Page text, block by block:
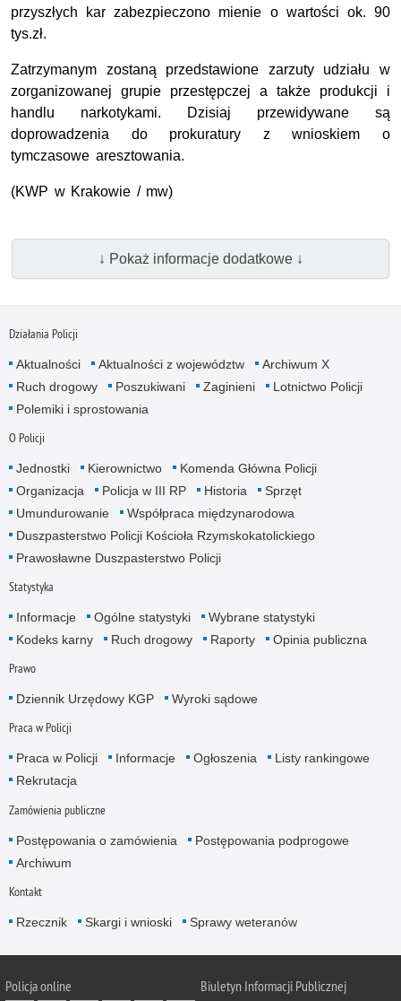
przyszłych kar zabezpieczono mienie o wartości ok. 90
tys.zł.
Zatrzymanym zostaną przedstawione zarzuty udziału w
zorganizowanej grupie przestępczej a także produkcji i
handlu narkotykami. Dzisiaj przewidywane są
doprowadzenia do prokuratury z wnioskiem o
tymczasowe aresztowania.
(KWP w Krakowie / mw)
↓ Pokaż informacje dodatkowe ↓
Działania Policji
Aktualności Aktualności z województw
Archiwum X
Ruch drogowy
Poszukiwani Zaginieni
Lotnictwo Policji
Polemiki i sprostowania
O Policji
Jednostki Kierownictwo
Komenda Główna Policji
Organizacja
Policja w III RP Historia
Sprzęt
Umundurowanie
Współpraca międzynarodowa
Duszpasterstwo Policji Kościoła Rzymskokatolickiego
Prawosławne Duszpasterstwo Policji
Statystyka
Informacje Ogólne statystyki
Wybrane statystyki
Kodeks karny
Ruch drogowy Raporty Opinia publiczna
Prawo
Dziennik Urzędowy KGP Wyroki sądowe
Praca w Policji
Praca w Policji Informacje Ogłoszenia
Listy rankingowe
Rekrutacja
Zamówienia publiczne
Postępowania o zamówienia
Postępowania podprogowe
Archiwum
Kontakt
Rzecznik Skargi i wnioski Sprawy weteranów
Policjaonline Biuletyn Informacji Publicznej